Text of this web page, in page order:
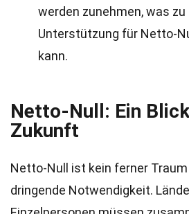
werden zunehmen, was zu
Unterstützung für Netto-
kann.
Netto-Null: Ein
Zukunft
Netto-Null ist kein ferner
dringende Notwendigkeit.